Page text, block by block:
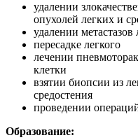
удалении
опухолей легких и
удалении метастазов
пересадке легкого
лечении
клетки
взятии биопсии из
средостения
проведении
Образование: